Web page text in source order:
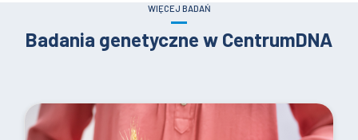
WIĘCEJ BADAŃ
Badania genetyczne w CentrumDNA